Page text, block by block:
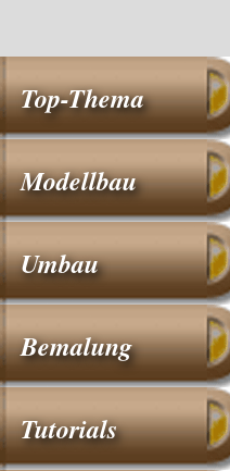
Top-Thema
Modellbau
Umbau
Bemalung
Tutorials